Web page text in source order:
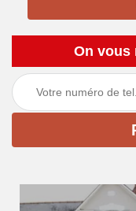
On vous